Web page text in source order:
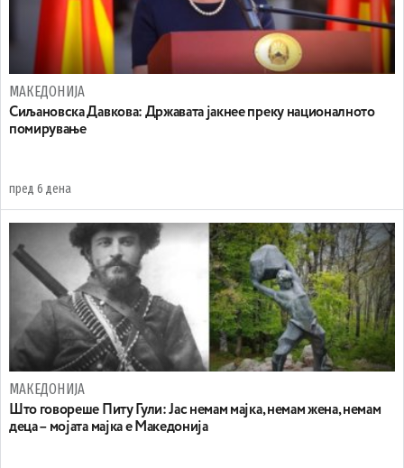
МАКЕДОНИЈА
Сиљановска Давкова: Државата јакнее преку националното
помирување
пред 6 дена
МАКЕДОНИЈА
Што говореше Питу Гули: Јас немам мајка, немам жена, немам
деца – мојата мајка е Македонија